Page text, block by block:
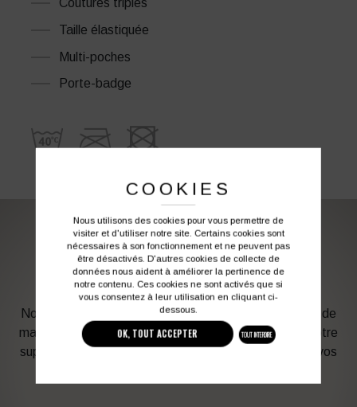
Coutures triples
Taille élastiquée
Multi-poches
Porte-badge
PERSONNALISATION DE VOS VÊTEMENTS DE
TRAVAIL
Notre graphiste connait les produits et les techniques de
marquage. Elle sera à votre service afin d’optimiser votre
support en fonction des contraintes techniques et de vos
COOKIES
Nous utilisons des cookies pour vous permettre de
visiter et d'utiliser notre site. Certains cookies sont
nécessaires à son fonctionnement et ne peuvent pas
être désactivés. D'autres cookies de collecte de
données nous aident à améliorer la pertinence de
notre contenu. Ces cookies ne sont activés que si
vous consentez à leur utilisation en cliquant ci-
dessous.
OK, TOUT ACCEPTER TOUT INTERDIRE